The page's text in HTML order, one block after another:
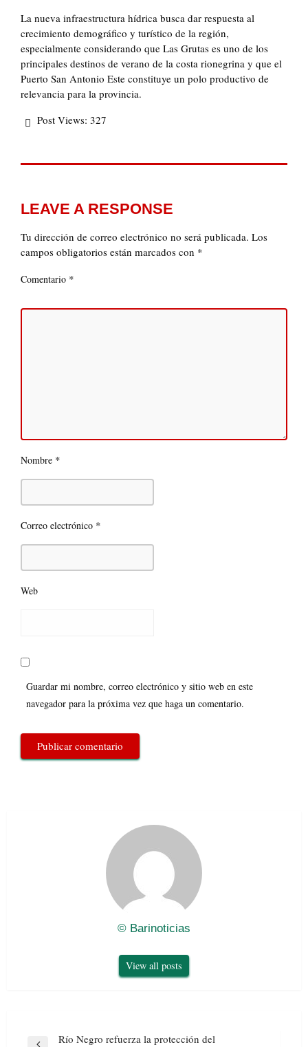
La nueva infraestructura hídrica busca dar respuesta al
crecimiento demográfico y turístico de la región,
especialmente considerando que Las Grutas es uno de los
principales destinos de verano de la costa rionegrina y que el
Puerto San Antonio Este constituye un polo productivo de
relevancia para la provincia.
Post Views: 327
LEAVE A RESPONSE
Tu dirección de correo electrónico no será publicada. Los
campos obligatorios están marcados con *
Comentario *
Nombre *
Correo electrónico *
Web
Guardar mi nombre, correo electrónico y sitio web en este
navegador para la próxima vez que haga un comentario.
© Barinoticias
View all posts
Navegación
Río Negro refuerza la protección del